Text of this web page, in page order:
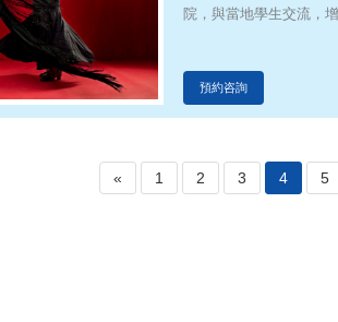
院，與當地學生交流，
預約咨詢
« 1 2 3 4 5